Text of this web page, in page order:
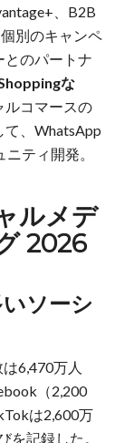
、B2B
別のキャンペ
とのパートナ
な
ルコマースの
、WhatsApp
ティ開発。
ルメデ
2026
ソーシ
6,470万人
（2,200
は2,600万
を記録した。